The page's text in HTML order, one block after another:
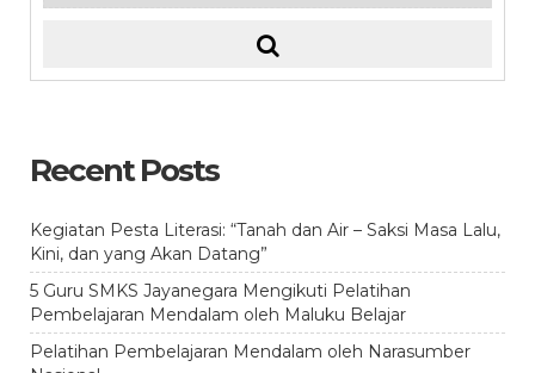
Recent Posts
Kegiatan Pesta Literasi: “Tanah dan Air – Saksi Masa Lalu,
Kini, dan yang Akan Datang”
5 Guru SMKS Jayanegara Mengikuti Pelatihan
Pembelajaran Mendalam oleh Maluku Belajar
Pelatihan Pembelajaran Mendalam oleh Narasumber